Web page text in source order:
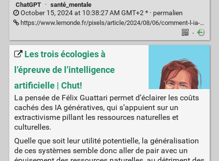
ChatGPT
· santé_mentale
October 15, 2024 at 10:38:27 AM GMT+2 * · permalien
https://www.lemonde.fr/pixels/article/2024/08/06/comment-l-ia-bouscule-le-milieu-de-la-sante-mentale-plutot-que-de-payer-une-nouvelle-seance-chez-le-psy-j-allais-sur-chatgpt_6270640_4408996.html
·
Les trois écologies à
l’épreuve de l’intelligence
artificielle | Chut!
La pensée de Félix Guattari permet d’éclairer les coûts
cachés des IA génératives, qui s’appuient sur un
extractivisme pillant les ressources naturelles et
culturelles.
Quelle que soit leur utilité potentielle, la généralisation
de ces systèmes semble donc aller de pair avec un